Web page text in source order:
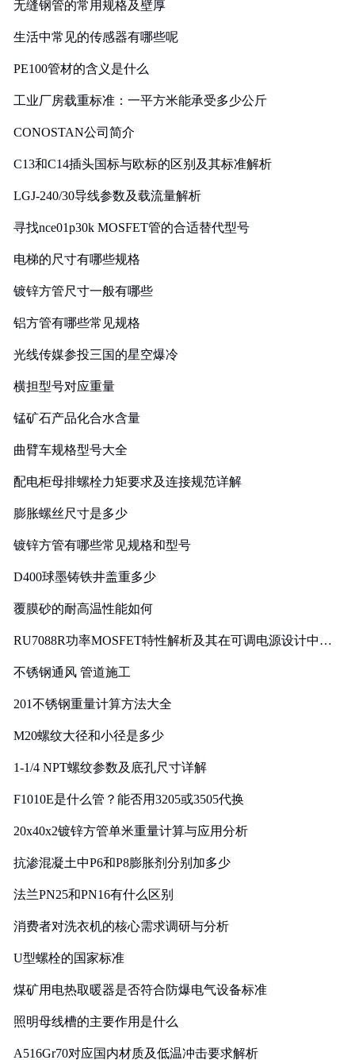
无缝钢管的常用规格及壁厚
生活中常见的传感器有哪些呢
PE100管材的含义是什么
工业厂房载重标准：一平方米能承受多少公斤
CONOSTAN公司简介
C13和C14插头国标与欧标的区别及其标准解析
LGJ-240/30导线参数及载流量解析
寻找nce01p30k MOSFET管的合适替代型号
电梯的尺寸有哪些规格
镀锌方管尺寸一般有哪些
铝方管有哪些常见规格
光线传媒参投三国的星空爆冷
横担型号对应重量
锰矿石产品化合水含量
曲臂车规格型号大全
配电柜母排螺栓力矩要求及连接规范详解
膨胀螺丝尺寸是多少
镀锌方管有哪些常见规格和型号
D400球墨铸铁井盖重多少
覆膜砂的耐高温性能如何
RU7088R功率MOSFET特性解析及其在可调电源设计中的
不锈钢通风 管道施工
201不锈钢重量计算方法大全
M20螺纹大径和小径是多少
1-1/4 NPT螺纹参数及底孔尺寸详解
F1010E是什么管？能否用3205或3505代换
20x40x2镀锌方管单米重量计算与应用分析
抗渗混凝土中P6和P8膨胀剂分别加多少
法兰PN25和PN16有什么区别
消费者对洗衣机的核心需求调研与分析
U型螺栓的国家标准
煤矿用电热取暖器是否符合防爆电气设备标准
照明母线槽的主要作用是什么
A516Gr70对应国内材质及低温冲击要求解析